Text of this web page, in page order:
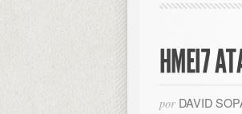
HMEI7
por DAVID